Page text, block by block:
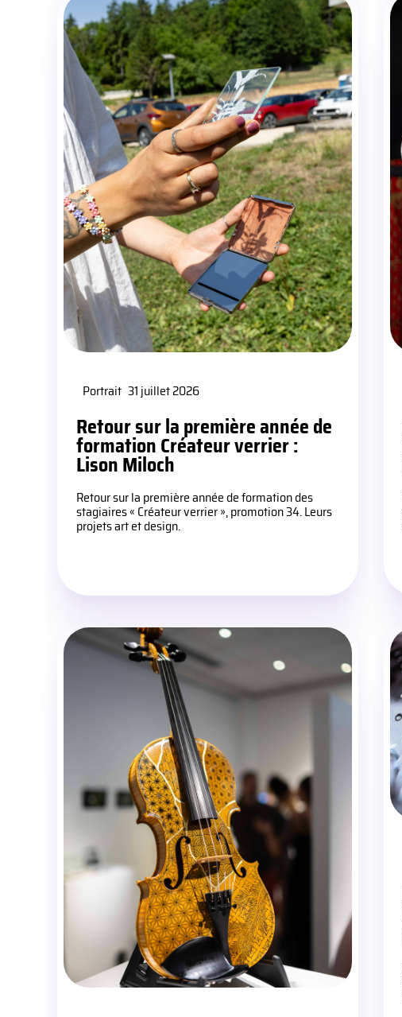
Portrait 31 juillet 2026
Retour sur la première année de
formation Créateur verrier :
Lison Miloch
Retour sur la première année de formation des
stagiaires « Créateur verrier », promotion 34. Leurs
projets art et design.